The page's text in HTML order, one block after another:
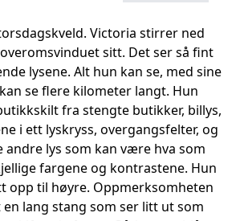
Victoria stirrer ned
sitt. Det ser så fint
lysene. Alt hun kan se, med sine
se flere kilometer langt. Hun
fra stengte butikker, billys,
i ett lyskryss, overgangsfelter, og
andre lys som kan være hva som
fargene og kontrastene. Hun
opp til høyre. Oppmerksomheten
lang stang som ser litt ut som